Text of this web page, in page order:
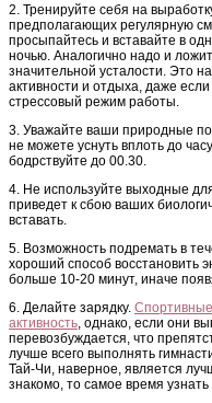
2. Тренируйте себя на
предполагающих регулярную
просыпайтесь и вставайте в
ночью. Аналогично надо и
значительной усталости. Это
активности и отдыха, даже
стрессовый режим работы.
3. Уважайте ваши природные
не можете уснуть вплоть до
бодрствуйте до 00.30.
4. Не используйте выходные
приведет к сбою ваших
вставать.
5. Возможность подремать в
хороший способ восстановить
больше 10-20 минут, иначе
6. Делайте зарядку.
активность , однако, если они
перевозбуждается, что
лучше всего выполнять
Тай-Чи, наверное, является
знакомо, то самое время узнать